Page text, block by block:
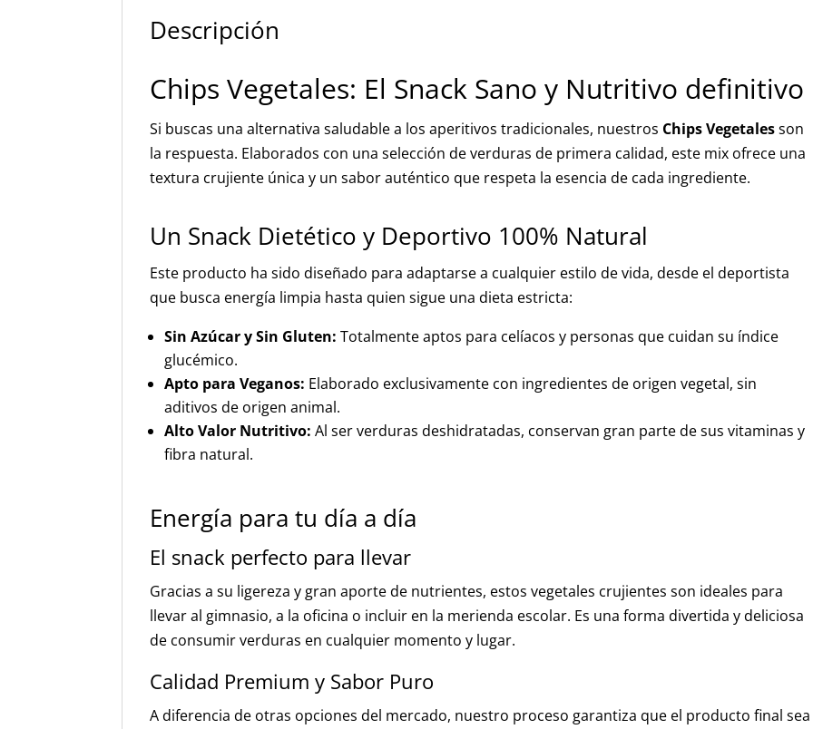
Descripción
Chips Vegetales: El Snack Sano y Nutritivo definitivo
Si buscas una alternativa saludable a los aperitivos tradicionales, nuestros Chips Vegetalesson
la respuesta. Elaborados con una selección de verduras de primera calidad, este mix ofrece una
textura crujiente única y un sabor auténtico que respeta la esencia de cada ingrediente.
Un Snack Dietético y Deportivo 100% Natural
Este producto ha sido diseñado para adaptarse a cualquier estilo de vida, desde el deportista
que busca energía limpia hasta quien sigue una dieta estricta:
Sin Azúcar y Sin Gluten: Totalmente aptos para celíacos y personas que cuidan su índice
glucémico.
Apto para Veganos: Elaborado exclusivamente con ingredientes de origen vegetal, sin
aditivos de origen animal.
Alto Valor Nutritivo: Al ser verduras deshidratadas, conservan gran parte de sus vitaminas y
fibra natural.
Energía para tu día a día
El snack perfecto para llevar
Gracias a su ligereza y gran aporte de nutrientes, estos vegetales crujientes son ideales para
llevar al gimnasio, a la oficina o incluir en la merienda escolar. Es una forma divertida y deliciosa
de consumir verduras en cualquier momento y lugar.
Calidad Premium y Sabor Puro
A diferencia de otras opciones del mercado, nuestro proceso garantiza que el producto final sea